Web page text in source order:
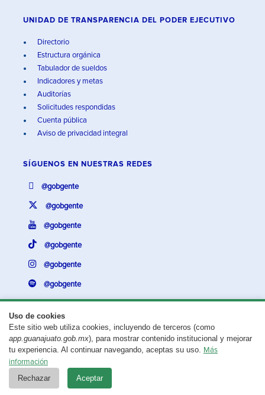
Uso de cookies
Este sitio web utiliza cookies, incluyendo de terceros (como
app.guanajuato.gob.mx), para mostrar contenido institucional y mejorar
tu experiencia. Al continuar navegando, aceptas su uso. Más
información
Rechazar Aceptar
UNIDAD DE TRANSPARENCIA DEL PODER EJECUTIVO
Directorio
Estructura orgánica
Tabulador de sueldos
Indicadores y metas
Auditorías
Solicitudes respondidas
Cuenta pública
Aviso de privacidad integral
SÍGUENOS EN NUESTRAS REDES
@gobgente
@gobgente
@gobgente
@gobgente
@gobgente
@gobgente
¿Existe algún problema con esta página?Repórtalo aquí.
Aviso legal